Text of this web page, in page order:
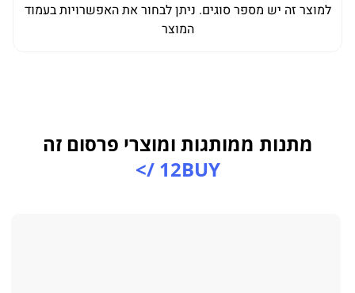
למוצר זה יש מספר סוגים. ניתן לבחור את האפשרויות בעמוד
המוצר
מתנות ממותגות ומוצרי פרסום זה
12BUY />